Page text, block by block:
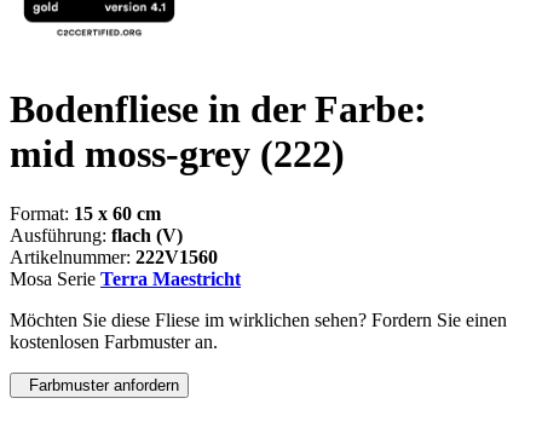
Bodenfliese in der Farbe:
mid moss-grey (222)
Format: 15 x 60 cm
Ausführung: flach (V)
Artikelnummer: 222V1560
Mosa Serie Terra Maestricht
Möchten Sie diese Fliese im wirklichen sehen? Fordern Sie einen
kostenlosen Farbmuster an.
Farbmuster anfordern